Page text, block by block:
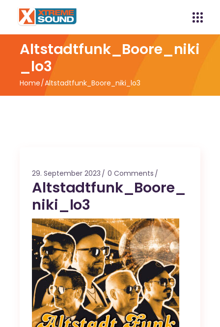
Altstadtfunk_Boore_niki
_lo3
Home Altstadtfunk_Boore_niki_lo3
29. September 2023 0 Comments
Altstadtfunk_Boore_
niki_lo3